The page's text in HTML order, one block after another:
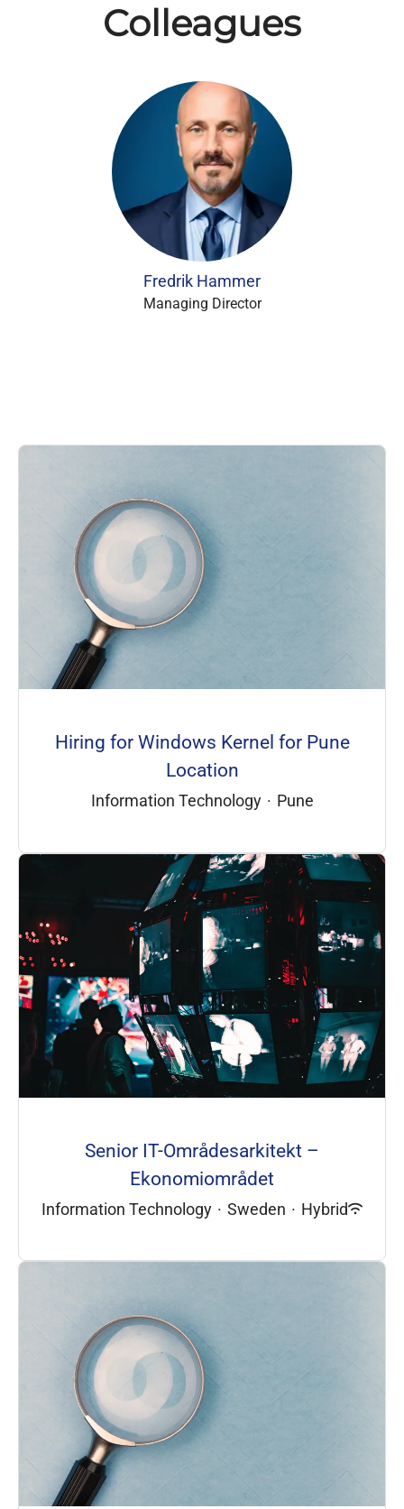
Colleagues
Fredrik Hammer
Managing Director
Hiring for Windows Kernel for Pune
Location
Information Technology · Pune
Senior IT-Områdesarkitekt –
Ekonomiområdet
Information Technology · Sweden · Hybrid